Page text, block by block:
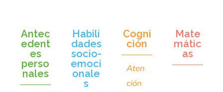
Antec
edent
es
perso
nales
Habili
dades
socio-
emoci
onale
s
Cogni
ción
Aten
ción
Mate
mátic
as